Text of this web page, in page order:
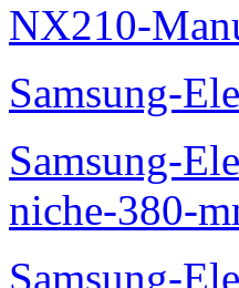
NX210-
Samsung-
Samsung-
niche-380-
Samsung-